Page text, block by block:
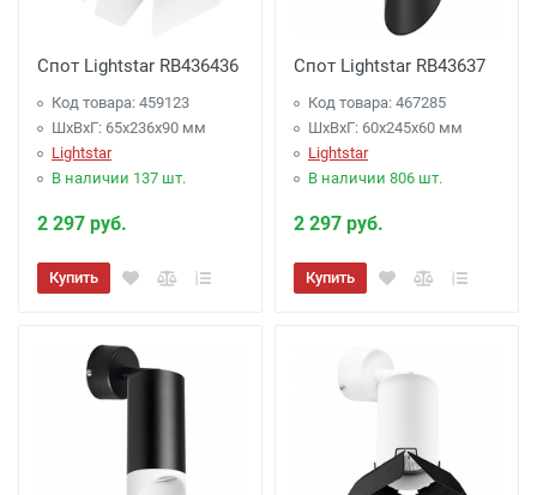
Спот Lightstar RB436436
Код товара: 459123
ШхВхГ: 65x236x90 мм
Lightstar
В наличии 137 шт.
2 297 руб.
Купить
Спот Lightstar RB43637
Код товара: 467285
ШхВхГ: 60x245x60 мм
Lightstar
В наличии 806 шт.
2 297 руб.
Купить